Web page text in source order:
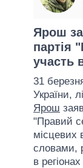
ОГЛЯДИ
ГОЛОВИ
МЕРИ
ВСІ
Ярош
партія
участь
31
України,
Ярош
"Правий
місцевих
словами,
в